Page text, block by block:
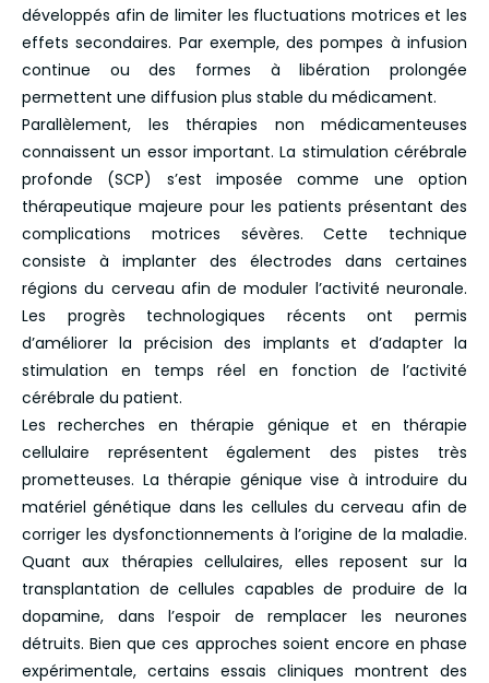
développés afin de limiter les fluctuations motrices et les
effets secondaires. Par exemple, des pompes à infusion
continue ou des formes à libération prolongée
permettent une diffusion plus stable du médicament.
Parallèlement, les thérapies non médicamenteuses
connaissent un essor important. La stimulation cérébrale
profonde (SCP) s’est imposée comme une option
thérapeutique majeure pour les patients présentant des
complications motrices sévères. Cette technique
consiste à implanter des électrodes dans certaines
régions du cerveau afin de moduler l’activité neuronale.
Les progrès technologiques récents ont permis
d’améliorer la précision des implants et d’adapter la
stimulation en temps réel en fonction de l’activité
cérébrale du patient.
Les recherches en thérapie génique et en thérapie
cellulaire représentent également des pistes très
prometteuses. La thérapie génique vise à introduire du
matériel génétique dans les cellules du cerveau afin de
corriger les dysfonctionnements à l’origine de la maladie.
Quant aux thérapies cellulaires, elles reposent sur la
transplantation de cellules capables de produire de la
dopamine, dans l’espoir de remplacer les neurones
détruits. Bien que ces approches soient encore en phase
expérimentale, certains essais cliniques montrent des